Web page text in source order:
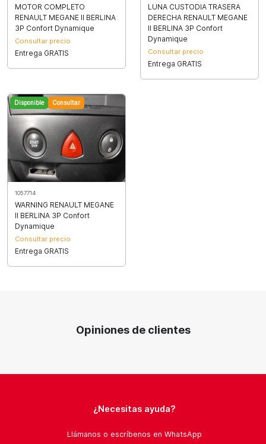
MOTOR COMPLETO
RENAULT MEGANE II BERLINA
3P Confort Dynamique
Consultar precio
Entrega GRATIS
LUNA CUSTODIA TRASERA
DERECHA RENAULT MEGANE
II BERLINA 3P Confort
Dynamique
Consultar precio
Entrega GRATIS
Disponible Consultar
1057714
WARNING RENAULT MEGANE
II BERLINA 3P Confort
Dynamique
Consultar precio
Entrega GRATIS
Opiniones de clientes
¿Necesitas ayuda?
Llámanos o escríbenos en WhatsApp